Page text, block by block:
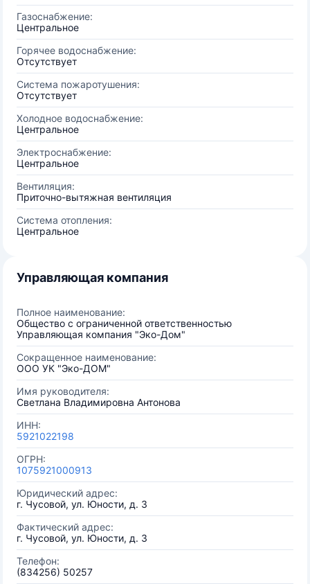
Газоснабжение:
Центральное
Горячее водоснабжение:
Отсутствует
Система пожаротушения:
Отсутствует
Холодное водоснабжение:
Центральное
Электроснабжение:
Центральное
Вентиляция:
Приточно-вытяжная вентиляция
Система отопления:
Центральное
Управляющая компания
Полное наименование:
Общество с ограниченной ответственностью
Управляющая компания "Эко-Дом"
Сокращенное наименование:
ООО УК "Эко-ДОМ"
Имя руководителя:
Светлана Владимировна Антонова
ИНН:
5921022198
ОГРН:
1075921000913
Юридический адрес:
г. Чусовой, ул. Юности, д. 3
Фактический адрес:
г. Чусовой, ул. Юности, д. 3
Телефон:
(834256) 50257